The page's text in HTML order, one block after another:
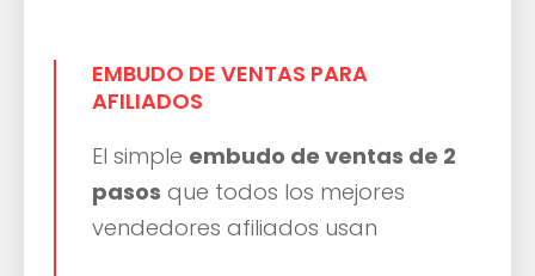
EMBUDO DE VENTAS PARA
AFILIADOS
El simple embudo de ventas de 2
pasos que todos los mejores
vendedores afiliados usan